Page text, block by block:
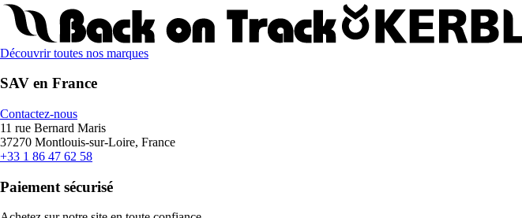
Découvrir toutes nos marques
SAV en France
Contactez-nous
11 rue Bernard Maris
37270 Montlouis-sur-Loire, France
+33 1 86 47 62 58
Paiement sécurisé